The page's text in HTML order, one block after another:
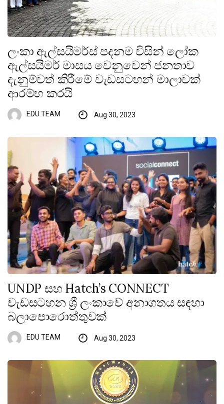
ලංකා ඇල්සයිමර්ස් පදනම විසින් ලෝක
ඇල්සයිමර් මාසය වෙනුවෙන් ජනතාව
දැනුම්වත් කිරීමේ වැඩසටහන් මාලාවක්
ආරම්භ කරයි
EDU TEAM Aug 30, 2023
UNDP සහ Hatch’s CONNECT
වැඩසටහන ශ්‍රී ලංකාවේ අනාගතය සඳහා
බලාපොරොත්තුවක්
EDU TEAM Aug 30, 2023